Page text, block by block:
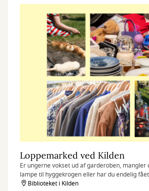
Loppemarked ved Kilden
Er ungerne vokset ud af garderoben, mangler
lampe til hyggekrogen eller har du endelig
loftet?Biblioteket i Kilden